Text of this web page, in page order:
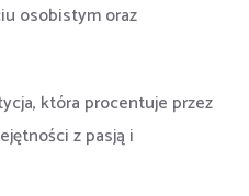
osobistym oraz
która procentuje przez
z pasją i